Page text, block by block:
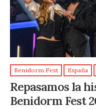
Benidorm Fest España
Repasamos la
Benidorm Fest